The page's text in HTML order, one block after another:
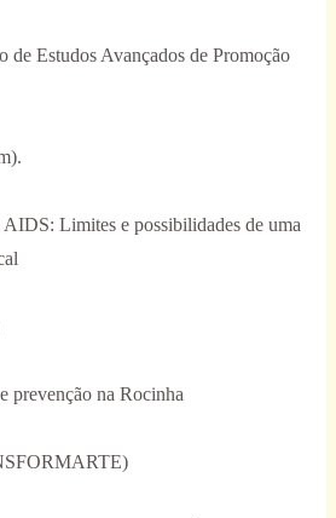
Estudos Avançados de Promoção
AIDS: Limites e possibilidades de uma
prevenção na Rocinha